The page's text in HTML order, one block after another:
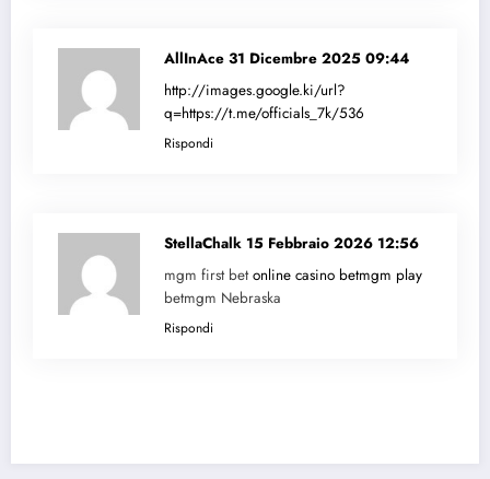
AllInAce 31 Dicembre 2025 09:44
http://images.google.ki/url?
q=https://t.me/officials_7k/536
Rispondi
StellaChalk 15 Febbraio 2026 12:56
mgm first betonline casino betmgm play
betmgm Nebraska
Rispondi